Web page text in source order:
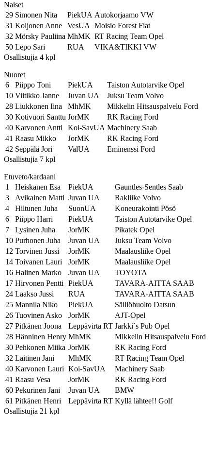
Naiset
29 Simonen Nita PiekUA Autokorjaamo VW
31 Koljonen Anne VesUA
Moisio Forest Fiat
32 Mörsky Pauliina MhMK RT Racing Team Opel
50 Lepo Sari RUA
VIKA&TIKKI VW
Osallistujia 4 kpl
Nuoret
6
Piippo Toni PiekUA
Taiston Autotarvike Opel
10 Viitikko Janne Juvan UA
Juksu Team Volvo
28 Liukkonen Iina MhMK
Mikkelin Hitsauspalvelu Ford
30 Kotivuori Santtu JorMK
RK Racing Ford
40 Karvonen Antti Koi-SavUA Machinery Saab
41 Raasu Mikko JorMK
RK Racing Ford
42 Seppälä Jori ValUA
Eminenssi Ford
Osallistujia 7 kpl
Etuveto/kardaani
1
Heiskanen Esa PiekUA
Gauntles-Sentles Saab
3
Avikainen Matti Juvan UA
Rakliike Volvo
4
Hiltunen Juha SuonUA
Koneurakointi Pösö
6
Piippo Harri PiekUA
Taiston Autotarvike Opel
7
Lysinen Juha JorMK
Pikatek Opel
10 Purhonen Juha Juvan UA
Juksu Team Volvo
12 Torvinen Jussi JorMK
Maalausliike Opel
14 Toivanen Lauri JorMK
Maalausliike Opel
16 Halinen Marko Juvan UA
TOYOTA
17 Hirvonen Pentti PiekUA
TAVARA-AITTA SAAB
24 Laakso Jussi RUA
TAVARA-AITTA SAAB
25 Mannila Niko PiekUA
Säiliöhuolto Datsun
26 Tuovinen Asko JorMK
AJT-Opel
27 Pitkänen Joona Leppävirta RT Jarkki`s Pub Opel
28 Hänninen Henry MhMK
Mikkelin Hitsauspalvelu Ford
30 Pehkonen Miika JorMK
RK Racing Ford
32 Laitinen Jani MhMK
RT Racing Team Opel
40 Karvonen Lauri Koi-SavUA
Machinery Saab
41 Raasu Vesa JorMK
RK Racing Ford
60 Pekurinen Jani Juvan UA
BMW
61 Pitkänen Henri Leppävirta RT Kyllä lähtee!! Golf
Osallistujia 21 kpl